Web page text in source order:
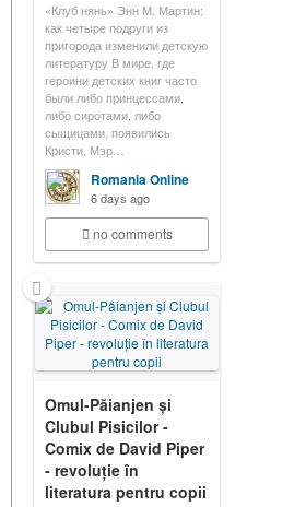
«Клуб нянь» Энн М. Мартин:
как четыре подруги из
пригорода изменили детскую
литературу В мире, где
героини детских книг часто
были либо принцессами,
либо сиротами, либо
сыщицами, появились
Кристи, Мэр…
Romania Online
6 days ago
no comments
Omul-Păianjen și
Clubul Pisicilor -
Comix de David Piper
- revoluție în
literatura pentru copii